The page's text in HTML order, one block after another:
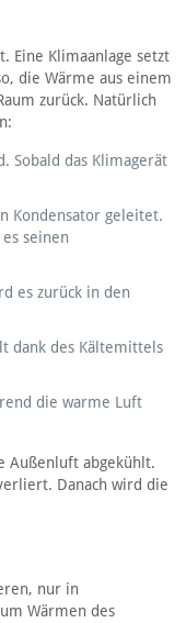
Eine Klimaanlage setzt
die Wärme aus einem
zurück. Natürlich
Sobald das Klimagerät
Kondensator geleitet.
seinen
es zurück in den
dank des Kältemittels
die warme Luft
Außenluft abgekühlt.
Danach wird die
nur in
Wärmen des